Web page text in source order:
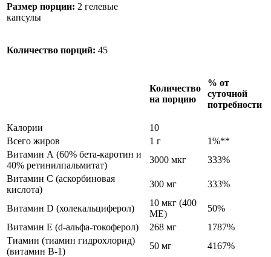
Размер порции: 2 гелевые
капсулы
Количество порций: 45
Количество
на порцию
% от
суточной
потребности
Калории
10
Всего жиров
1 г
1%**
Витамин А (60% бета-каротин и
40% ретинилпальмитат)
3000 мкг
333%
Витамин С (аскорбиновая
кислота)
300 мг 333%
Витамин D (холекальциферол)
10 мкг (400
МЕ)
50%
Витамин Е (d-альфа-токоферол)
268 мг
1787%
Тиамин (тиамин гидрохлорид)
(витамин B-1)
50 мг
4167%